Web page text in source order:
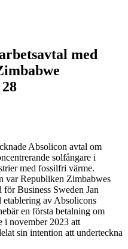
med
Absolicon avtal om
solfångare i
med fossilfri värme.
var Republiken Zimbabwes
Business Sweden Jan
etablering av Absolicons
en första betalning om
i november 2023 att
sin intention att underteckna